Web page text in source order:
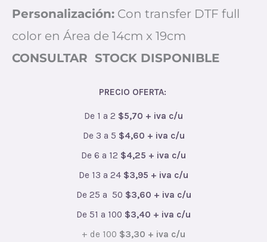
Personalización: Con transfer DTF full
color en Área de 14cm x 19cm
CONSULTAR STOCK DISPONIBLE
PRECIO OFERTA:
De 1 a 2 $5,70 + iva c/u
De 3 a 5 $4,60 + iva c/u
De 6 a 12 $4,25 + iva c/u
De 13 a 24 $3,95 + iva c/u
De 25 a 50 $3,60 + iva c/u
De 51 a 100 $3,40 + iva c/u
+ de 100 $3,30 + iva c/u